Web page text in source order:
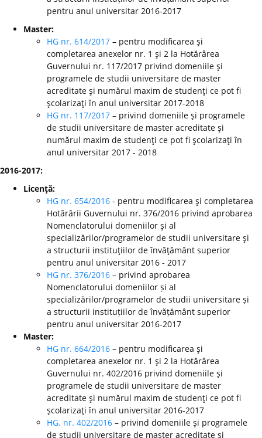
pentru anul universitar 2016-2017
Master:
HG nr. 614/2017 – pentru modificarea şi
completarea anexelor nr. 1 şi 2 la Hotărârea
Guvernului nr. 117/2017 privind domeniile şi
programele de studii universitare de master
acreditate şi numărul maxim de studenţi ce pot fi
şcolarizaţi în anul universitar 2017-2018
HG nr. 117/2017 – privind domeniile şi programele
de studii universitare de master acreditate şi
numărul maxim de studenţi ce pot fi şcolarizaţi în
anul universitar 2017 - 2018
2016-2017:
Licenţă:
HG nr. 654/2016 - pentru modificarea şi completarea
Hotărârii Guvernului nr. 376/2016 privind aprobarea
Nomenclatorului domeniilor şi al
specializărilor/programelor de studii universitare şi
a structurii instituţiilor de învăţământ superior
pentru anul universitar 2016 - 2017
HG nr. 376/2016 – privind aprobarea
Nomenclatorului domeniilor și al
specializărilor/programelor de studii universitare și
a structurii instituțiilor de învățământ superior
pentru anul universitar 2016-2017
Master:
HG nr. 664/2016 – pentru modificarea şi
completarea anexelor nr. 1 şi 2 la Hotărârea
Guvernului nr. 402/2016 privind domeniile şi
programele de studii universitare de master
acreditate şi numărul maxim de studenţi ce pot fi
şcolarizaţi în anul universitar 2016-2017
HG. nr. 402/2016 – privind domeniile şi programele
de studii universitare de master acreditate şi